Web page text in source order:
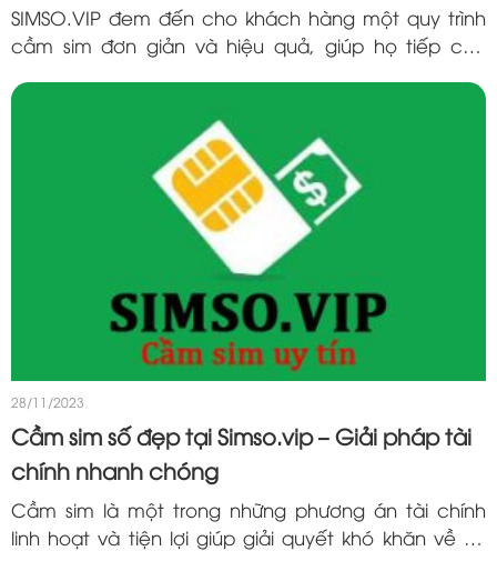
SIMSO.VIP đem đến cho khách hàng một quy trình
cầm sim đơn giản và hiệu quả, giúp họ tiếp cận
hữu của chiếc sim. Hãy cùng tìm hiểu chi...
28/11/2023
Cầm sim số đẹp tại Simso.vip – Giải pháp tài
chính nhanh chóng
Cầm sim là một trong những phương án tài chính
linh hoạt và tiện lợi giúp giải quyết khó khăn về tài